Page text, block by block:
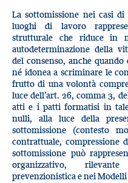
La sottomissione nei casi
luoghi di lavoro
strutturale che riduce in
autodeterminazione della
del consenso, anche
né idonea a scriminare le
frutto di una volontà
luce dell’art. 26, comma 3,
atti e i patti formatisi in
nulli, alla luce della
sottomissione (contesto
contrattuale, compressione
sottomissione può
organizzativo,
prevenzionistica e nei Modelli